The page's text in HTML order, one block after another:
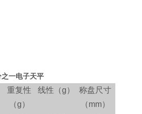
一电子天平
重复性
（g）
线性（g）
称盘尺寸
（mm）